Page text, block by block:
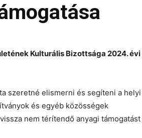
Kulturális Bizottsága 2024. évi
szeretné elismerni és segíteni a helyi
és egyéb közösségek
nem térítendő anyagi támogatást